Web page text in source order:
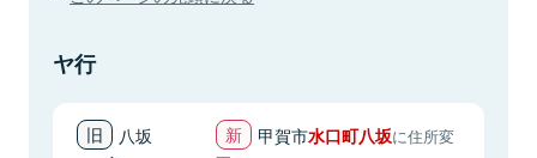
ヤ行
八坂 甲賀市水口町八坂に住所変